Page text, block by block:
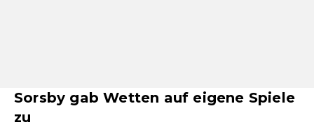
Sorsby gab Wetten auf eigene Spiele
zu